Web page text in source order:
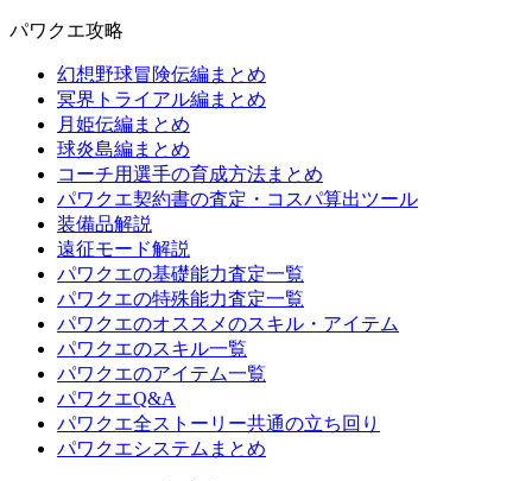
パワクエ攻略
幻想野球冒険伝編まとめ
冥界トライアル編まとめ
月姫伝編まとめ
球炎島編まとめ
コーチ用選手の育成方法まとめ
パワクエ契約書の査定・コスパ算出ツール
装備品解説
遠征モード解説
パワクエの基礎能力査定一覧
パワクエの特殊能力査定一覧
パワクエのオススメのスキル・アイテム
パワクエのスキル一覧
パワクエのアイテム一覧
パワクエQ&A
パワクエ全ストーリー共通の立ち回り
パワクエシステムまとめ